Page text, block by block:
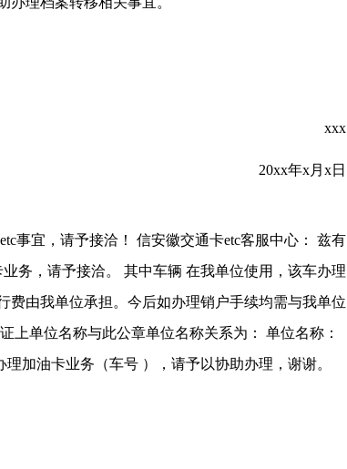
xxx
20xx年x月x日
事宜，请予接洽！ 信安徽交通卡etc客服中心： 兹有
务，请予接洽。 其中车辆 在我单位使用，该车办理
费由我单位承担。今后如办理销户手续均需与我单位
上单位名称与此公章单位名称关系为： 单位名称：
加油卡业务（车号 ），请予以协助办理，谢谢。